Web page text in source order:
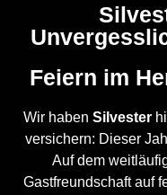
Feiern im
Wir haben Silvester
versichern: Dieser
Auf dem
Gastfreundschaft auf